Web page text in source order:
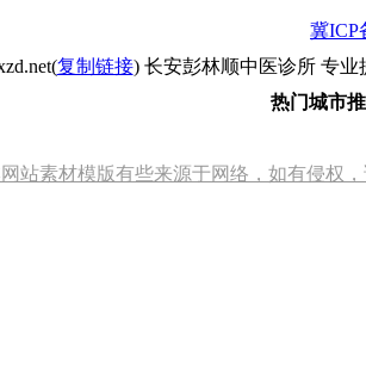
冀ICP
复制链接) 长安彭林顺中医诊所 专业
热门城市
站素材模版有些来源于网络，如有侵权